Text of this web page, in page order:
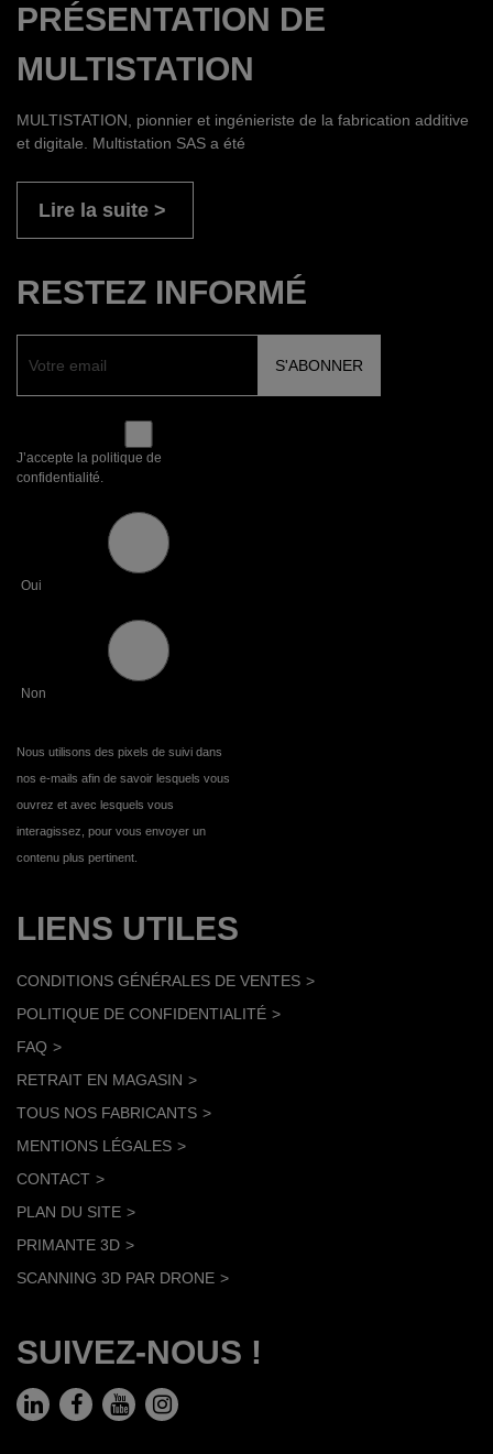
PRÉSENTATION DE
MULTISTATION
MULTISTATION, pionnier et ingénieriste de la fabrication additive
et digitale. Multistation SAS a été
Lire la suite
RESTEZ INFORMÉ
J’accepte la politique de
confidentialité.
Oui
Non
Nous utilisons des pixels de suivi dans
nos e-mails afin de savoir lesquels vous
ouvrez et avec lesquels vous
interagissez, pour vous envoyer un
contenu plus pertinent.
LIENS UTILES
CONDITIONS GÉNÉRALES DE VENTES
POLITIQUE DE CONFIDENTIALITÉ
FAQ
RETRAIT EN MAGASIN
TOUS NOS FABRICANTS
MENTIONS LÉGALES
CONTACT
PLAN DU SITE
PRIMANTE 3D
SCANNING 3D PAR DRONE
SUIVEZ-NOUS !